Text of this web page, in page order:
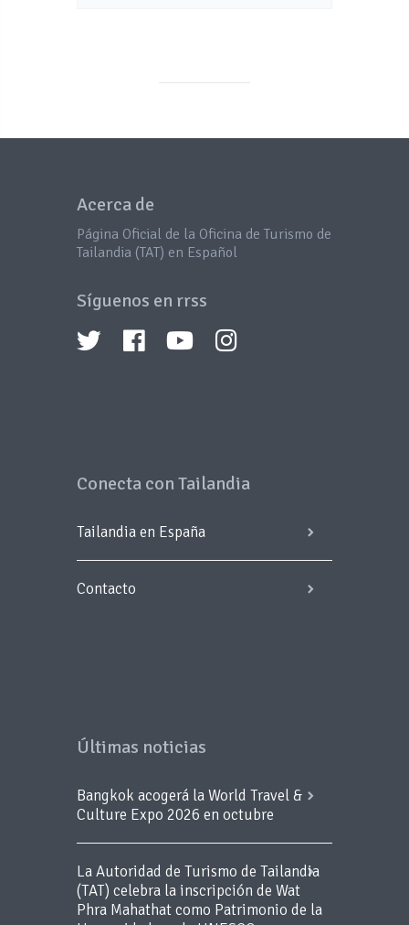
Acerca de
Página Oficial de la Oficina de Turismo de
Tailandia (TAT) en Español
Síguenos en rrss
Conecta con Tailandia
Tailandia en España
Contacto
Últimas noticias
Bangkok acogerá la World Travel &
Culture Expo 2026 en octubre
La Autoridad de Turismo de Tailandia
(TAT) celebra la inscripción de Wat
Phra Mahathat como Patrimonio de la